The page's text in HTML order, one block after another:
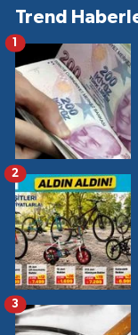
Trend
1
2
3